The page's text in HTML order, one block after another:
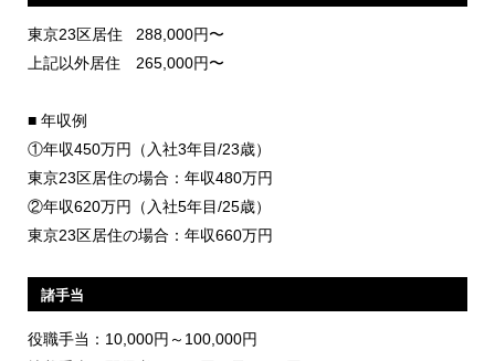
東京23区居住
288,000円〜
上記以外居住
265,000円〜
■ 年収例
①年収450万円（入社3年目/23歳）
東京23区居住の場合：年収480万円
②年収620万円（入社5年目/25歳）
東京23区居住の場合：年収660万円
諸手当
役職手当：10,000円～100,000円